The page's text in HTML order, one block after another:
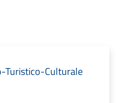
Turistico-Culturale